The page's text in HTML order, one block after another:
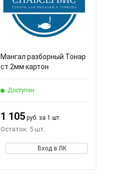
Мангал разборный Тонар
ст.2мм картон
Доступен
1 105руб. за 1 шт.
Остаток: 5 шт.
Вход в ЛК